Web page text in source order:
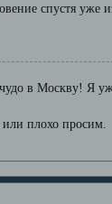
спустя уже
в Москву! Я
или плохо просим.